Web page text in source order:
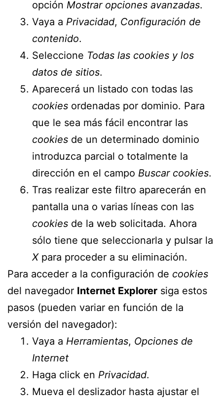
opción Mostrar opciones avanzadas.
Vaya a Privacidad, Configuración de
contenido.
Seleccione Todas las cookies y los
datos de sitios.
Aparecerá un listado con todas las
cookies ordenadas por dominio. Para
que le sea más fácil encontrar las
cookies de un determinado dominio
introduzca parcial o totalmente la
dirección en el campo Buscar cookies.
Tras realizar este filtro aparecerán en
pantalla una o varias líneas con las
cookies de la web solicitada. Ahora
sólo tiene que seleccionarla y pulsar la
Xpara proceder a su eliminación.
Para acceder a la configuración de cookies
del navegador Internet Explorer siga estos
pasos (pueden variar en función de la
versión del navegador):
Vaya a Herramientas, Opciones de
Internet
Haga click en Privacidad.
Mueva el deslizador hasta ajustar el